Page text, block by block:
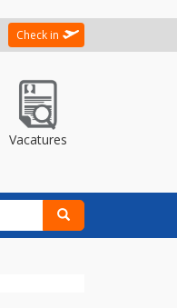
Check in
Vacatures